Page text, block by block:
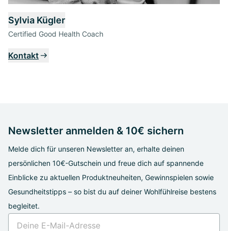
Sylvia Kügler
Certified Good Health Coach
Kontakt
Newsletter anmelden & 10€ sichern
Melde dich für unseren Newsletter an, erhalte deinen
persönlichen 10€-Gutschein und freue dich auf spannende
Einblicke zu aktuellen Produktneuheiten, Gewinnspielen sowie
Gesundheitstipps – so bist du auf deiner Wohlfühlreise bestens
begleitet.